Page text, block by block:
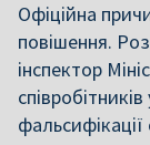
Офіційна
повішення.
інспектор